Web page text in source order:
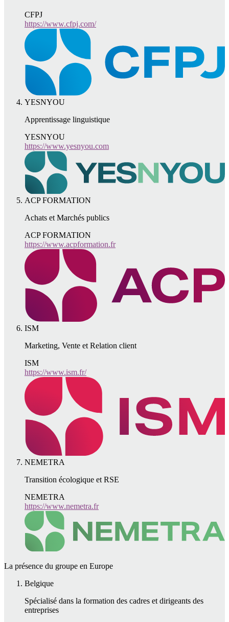
CFPJ
https://www.cfpj.com/
YESNYOU
Apprentissage linguistique
YESNYOU
https://www.yesnyou.com
ACP FORMATION
Achats et Marchés publics
ACP FORMATION
https://www.acpformation.fr
ISM
Marketing, Vente et Relation client
ISM
https://www.ism.fr/
NEMETRA
Transition écologique et RSE
NEMETRA
https://www.nemetra.fr
La présence du groupe en Europe
Belgique
Spécialisé dans la formation des cadres et dirigeants des
entreprises